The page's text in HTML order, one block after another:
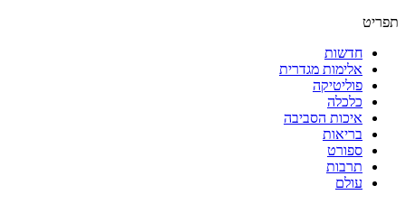
תפריט
חדשות
אלימות מגדרית
פוליטיקה
כלכלה
איכות הסביבה
בריאות
ספורט
תרבות
עולם